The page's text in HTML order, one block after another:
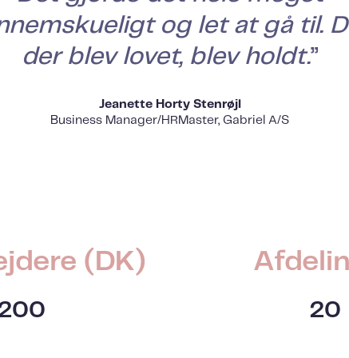
og let at gå til.
der blev lovet, blev holdt.”
Jeanette Horty Stenrøjl
Business Manager/HRMaster, Gabriel A/S
(DK)
20